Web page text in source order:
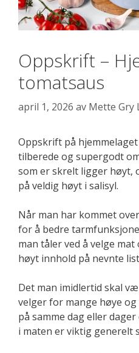
Oppskrift –
tomatsaus
april 1, 2026 av Mette Gry
Oppskrift på
tilberede og supergodt
som er skrelt ligger høyt,
på veldig høyt i salisyl.
Når man har kommet
for å bedre
man tåler ved å velge
høyt innhold på nevnte
Det man imidlertid skal
velger for mange høye
på samme dag eller
i maten er viktig generelt